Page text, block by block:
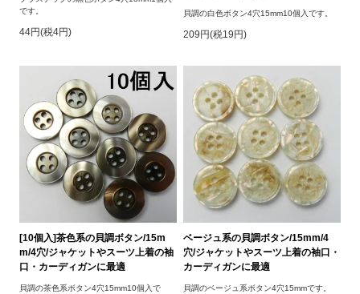
です。
44円(税4円)
貝調の白色ボタン4穴15mm10個入です。
209円(税19円)
[10個入]茶色系の貝調ボタン/15m
m/4穴/ジャケットやスーツ上着の袖
口・カーディガンに最適
貝調の茶色系ボタン4穴15mm10個入で
ベージュ系の貝調ボタン/15mm/4
穴/ジャケットやスーツ上着の袖口・
カーディガンに最適
貝調のベージュ系ボタン4穴15mmです。